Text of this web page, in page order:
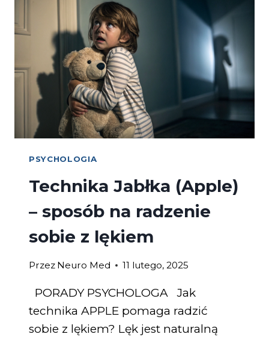
PSYCHOLOGIA
Technika Jabłka (Apple)
– sposób na radzenie
sobie z lękiem
Przez Neuro Med 11 lutego, 2025
PORADY PSYCHOLOGA Jak
technika APPLE pomaga radzić
sobie z lękiem? Lęk jest naturalną